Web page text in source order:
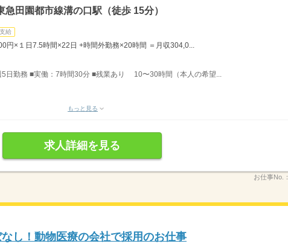
田園都市線溝の口駅（徒歩 15分）
給
円×１日7.5時間×22日 +時間外勤務×20時間 ＝月収304,0...
5日勤務 ■実働：7時間30分 ■残業あり 10〜30時間（本人の希望...
もっと見る
求人詳細を見る
お仕事No.：
し！動物医療の会社で採用のお仕事